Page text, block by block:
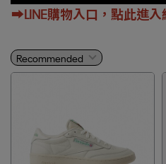
➡️LINE購物入口，點此進入